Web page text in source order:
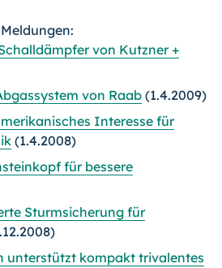
von Kutzner +
von Raab (1.4.2009)
Interesse für
(1.4.2008)
für bessere
Sturmsicherung für
unterstützt kompakt trivalentes